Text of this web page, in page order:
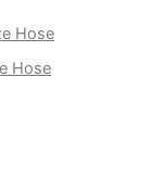
Hose
Hose